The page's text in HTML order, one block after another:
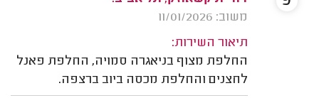
משוב: 11/01/2026
תיאור השירות:
החלפת מצוף בניאגרה סמויה, החלפת פאנל
לחצנים והחלפת מכסה ביוב ברצפה.